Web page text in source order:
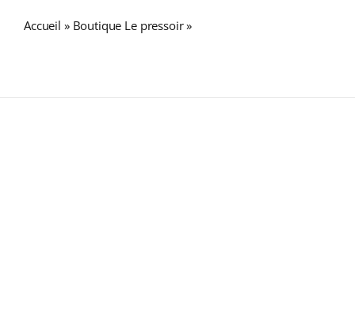
Accueil » Boutique Le pressoir»